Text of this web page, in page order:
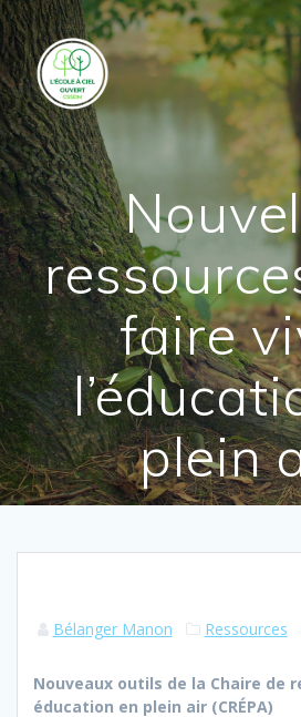
Skip
to
content
faire
plein
Bélanger Manon Ressources
Nouveaux outils de la Chaire de
éducation en plein air (CRÉPA)